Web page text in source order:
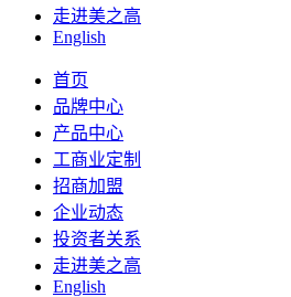
走进美之高
English
首页
品牌中心
产品中心
工商业定制
招商加盟
企业动态
投资者关系
走进美之高
English